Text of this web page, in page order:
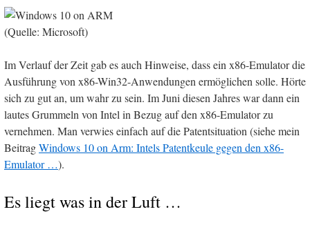
(Quelle: Microsoft)
Im Verlauf der Zeit gab es auch Hinweise, dass ein x86-Emulator die
Ausführung von x86-Win32-Anwendungen ermöglichen solle. Hörte
sich zu gut an, um wahr zu sein. Im Juni diesen Jahres war dann ein
lautes Grummeln von Intel in Bezug auf den x86-Emulator zu
vernehmen. Man verwies einfach auf die Patentsituation (siehe mein
BeitragWindows 10 on Arm: Intels Patentkeule gegen den x86-
Emulator …).
Es liegt was in der Luft …